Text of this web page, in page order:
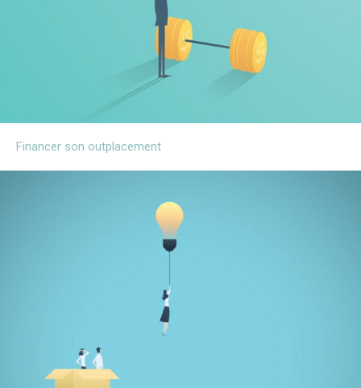
Financer son outplacement